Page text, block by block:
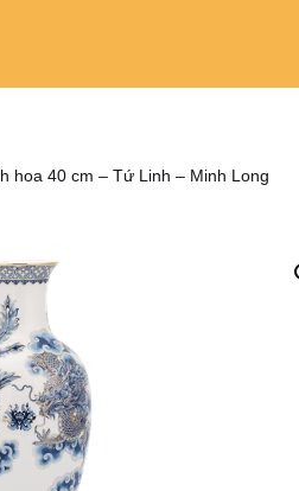
hoa 40 cm – Tứ Linh – Minh Long